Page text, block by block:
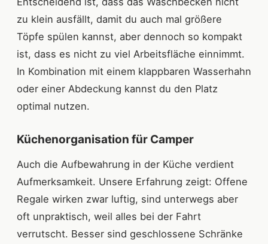
zu klein ausfällt, damit du auch mal größere
Töpfe spülen kannst, aber dennoch so kompakt
ist, dass es nicht zu viel Arbeitsfläche einnimmt.
In Kombination mit einem klappbaren Wasserhahn
oder einer Abdeckung kannst du den Platz
optimal nutzen.
Küchenorganisation für Camper
Auch die Aufbewahrung in der Küche verdient
Aufmerksamkeit. Unsere Erfahrung zeigt: Offene
Regale wirken zwar luftig, sind unterwegs aber
oft unpraktisch, weil alles bei der Fahrt
verrutscht. Besser sind geschlossene Schränke